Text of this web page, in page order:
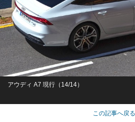
アウディ A7 現行（14/14）
この記事へ戻る